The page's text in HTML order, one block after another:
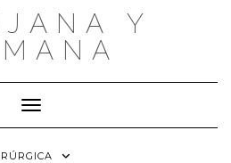
Y
Cambiar modo de navegación